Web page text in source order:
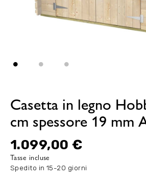
Casetta in legno
cm spessore 19 mm
1.099,00 €
Tasse incluse
Spedito in 15-20 giorni